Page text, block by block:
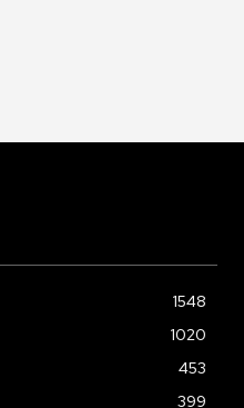
1548
1020
453
399